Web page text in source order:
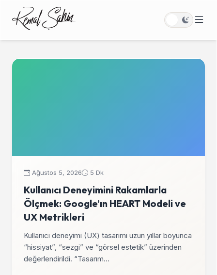
Ağustos 5, 2026 5 Dk
Kullanıcı Deneyimini Rakamlarla
Ölçmek: Google’ın HEART Modeli ve
UX Metrikleri
Kullanıcı deneyimi (UX) tasarımı uzun yıllar boyunca
“hissiyat”, “sezgi” ve “görsel estetik” üzerinden
değerlendirildi. “Tasarım…